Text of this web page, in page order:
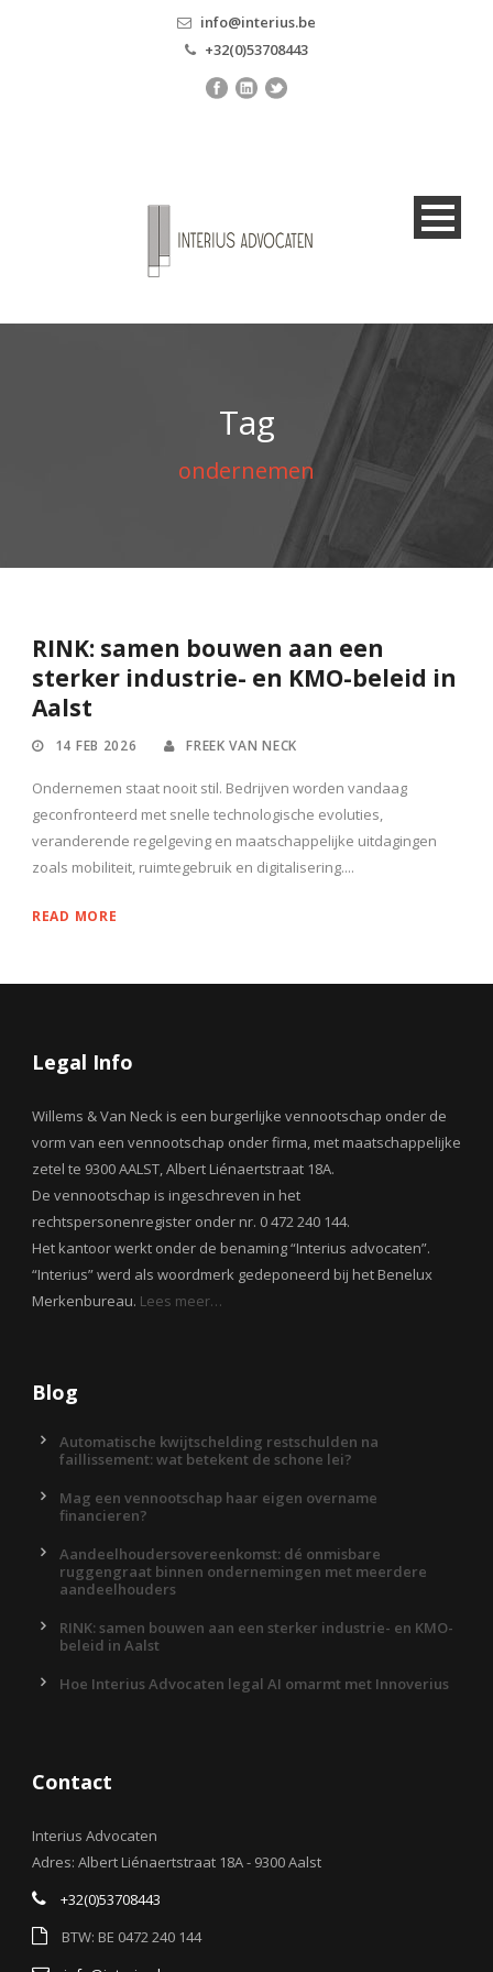
info@interius.be
+32(0)53708443
Tag
ondernemen
RINK: samen bouwen aan een
sterker industrie- en KMO-beleid in
Aalst
14 FEB 2026 FREEK VAN NECK
Ondernemen staat nooit stil. Bedrijven worden vandaag
geconfronteerd met snelle technologische evoluties,
veranderende regelgeving en maatschappelijke uitdagingen
zoals mobiliteit, ruimtegebruik en digitalisering....
READ MORE
Legal Info
Willems & Van Neck is een burgerlijke vennootschap onder de
vorm van een vennootschap onder firma, met maatschappelijke
zetel te 9300 AALST, Albert Liénaertstraat 18A.
De vennootschap is ingeschreven in het
rechtspersonenregister onder nr. 0 472 240 144.
Het kantoor werkt onder de benaming “Interius advocaten”.
“Interius” werd als woordmerk gedeponeerd bij het Benelux
Merkenbureau. Lees meer…
Blog
Automatische kwijtschelding restschulden na
faillissement: wat betekent de schone lei?
Mag een vennootschap haar eigen overname
financieren?
Aandeelhoudersovereenkomst: dé onmisbare
ruggengraat binnen ondernemingen met meerdere
aandeelhouders
RINK: samen bouwen aan een sterker industrie- en KMO-
beleid in Aalst
Hoe Interius Advocaten legal AI omarmt met Innoverius
Contact
Interius Advocaten
Adres: Albert Liénaertstraat 18A - 9300 Aalst
+32(0)53708443
BTW: BE 0472 240 144